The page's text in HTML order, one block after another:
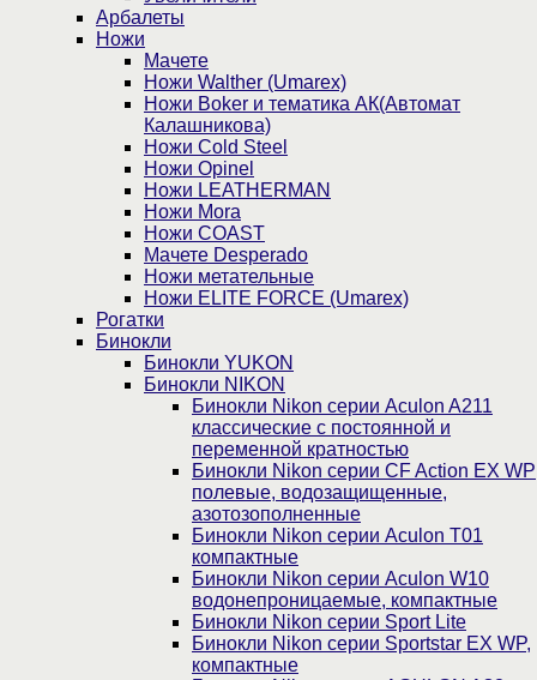
Арбалеты
Ножи
Мачете
Ножи Walther (Umarex)
Ножи Boker и тематика АК(Автомат
Калашникова)
Ножи Cold Steel
Ножи Opinel
Ножи LEATHERMAN
Ножи Mora
Ножи COAST
Мачете Desperado
Ножи метательные
Ножи ELITE FORCE (Umarex)
Рогатки
Бинокли
Бинокли YUKON
Бинокли NIKON
Бинокли Nikon серии Aculon A211
классические с постоянной и
переменной кратностью
Бинокли Nikon серии СF Action EX WP
полевые, водозащищенные,
азотозополненные
Бинокли Nikon серии Aculon T01
компактные
Бинокли Nikon серии Aculon W10
водонепроницаемые, компактные
Бинокли Nikon серии Sport Lite
Бинокли Nikon серии Sportstar EX WP,
компактные